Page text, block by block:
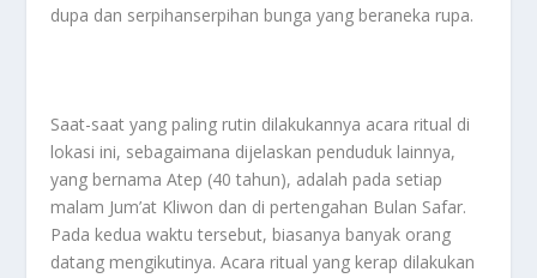
dupa dan serpihanserpihan bunga yang beraneka rupa.
Saat-saat yang paling rutin dilakukannya acara ritual di
lokasi ini, sebagaimana dijelaskan penduduk lainnya,
yang bernama Atep (40 tahun), adalah pada setiap
malam Jum’at Kliwon dan di pertengahan Bulan Safar.
Pada kedua waktu tersebut, biasanya banyak orang
datang mengikutinya. Acara ritual yang kerap dilakukan